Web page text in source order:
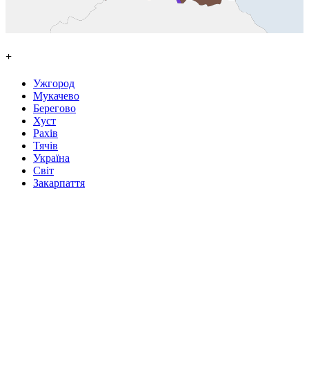
+
Ужгород
Мукачево
Берегово
Хуст
Рахів
Тячів
Україна
Світ
Закарпаття